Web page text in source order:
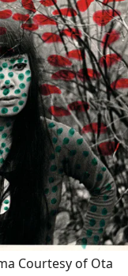
Courtesy of Ota